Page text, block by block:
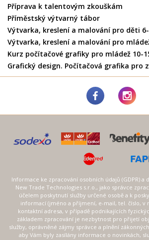
Příprava k talentovým zkouškám
Příměstský výtvarný tábor
Výtvarka, kreslení a malování pro děti
Výtvarka, kreslení a malování pro
Kurz počítačové grafiky pro mládež 10-
Grafický design. Počítačová grafika pro
Informace ke zpracování osobních údajů (GDPR) a
New Trade Technologies s.r.o., jako správce
účelem poskytnutí služby určené osobě a k
informací (jméno a příjmení, e-mail, tel. číslo, v
kontaktní adresa, v případě podnikajících
základem zpracování je nezbytnost pro přijetí
služby, oprávněné zájmy správce a plnění
aby Vám byly zasílány informace o novinkách,